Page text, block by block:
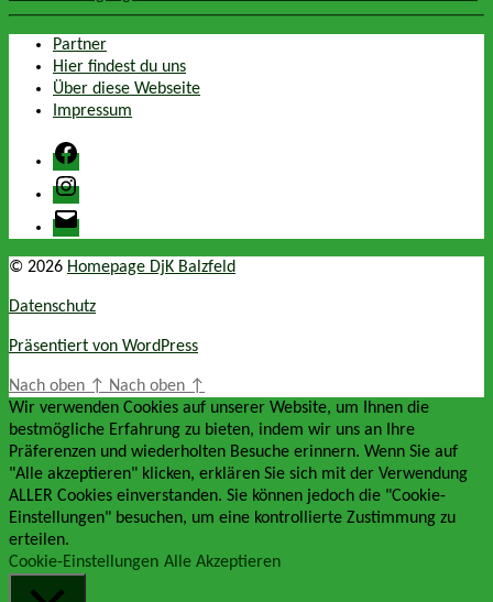
Partner
Hier findest du uns
Über diese Webseite
Impressum
Facebook
Instagram
E-
Mail
© 2026 Homepage DjK Balzfeld
Datenschutz
Präsentiert von WordPress
Nach oben ↑ Nach oben ↑
Wir verwenden Cookies auf unserer Website, um Ihnen die
bestmögliche Erfahrung zu bieten, indem wir uns an Ihre
Präferenzen und wiederholten Besuche erinnern. Wenn Sie auf
"Alle akzeptieren" klicken, erklären Sie sich mit der Verwendung
ALLER Cookies einverstanden. Sie können jedoch die "Cookie-
Einstellungen" besuchen, um eine kontrollierte Zustimmung zu
erteilen.
Cookie-Einstellungen Alle Akzeptieren